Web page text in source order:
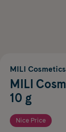
MILI Cosmetics
MILI
10 g
Nice Price